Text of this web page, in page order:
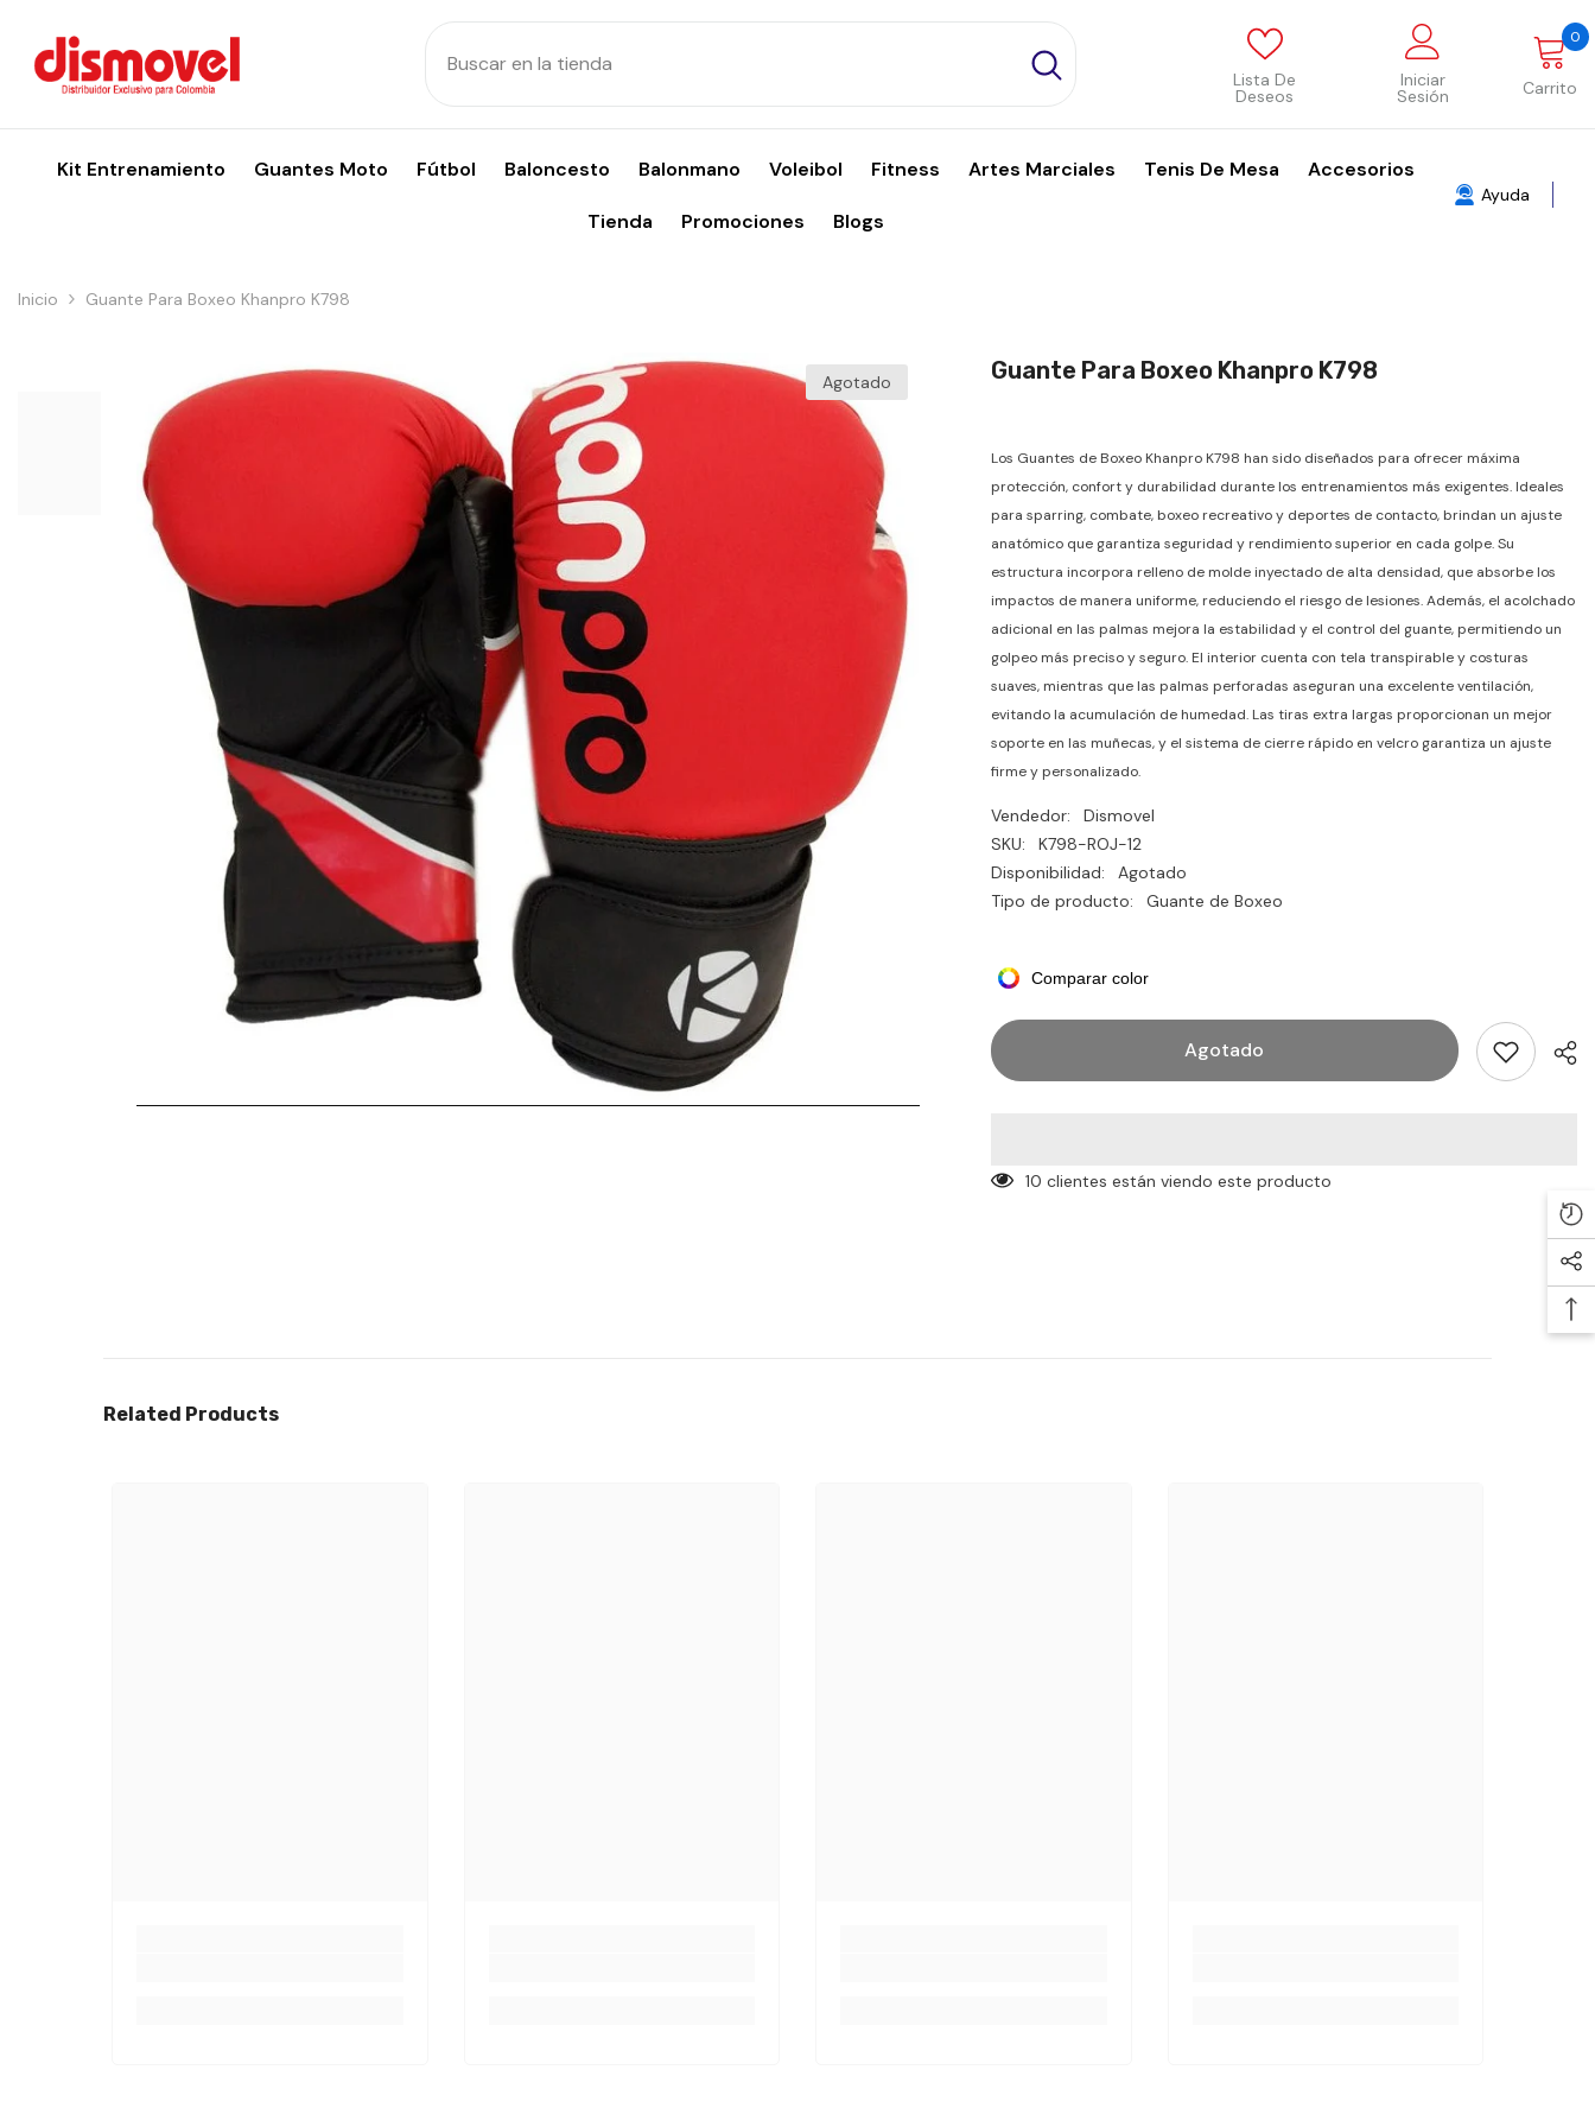
Lista De
Deseos
Iniciar
Sesión Carrito
0 0
Kit Entrenamiento Guantes Moto Fútbol Baloncesto Balonmano Voleibol Fitness Artes Marciales Tenis De Mesa Accesorios
Tienda Promociones Blogs
Ayuda
Inicio Guante Para Boxeo Khanpro K798
Agotado Guante Para Boxeo Khanpro K798
Los Guantes de Boxeo Khanpro K798 han sido diseñados para ofrecer máxima
protección, confort y durabilidad durante los entrenamientos más exigentes. Ideales
para sparring, combate, boxeo recreativo y deportes de contacto, brindan un ajuste
anatómico que garantiza seguridad y rendimiento superior en cada golpe. Su
estructura incorpora relleno de molde inyectado de alta densidad, que absorbe los
impactos de manera uniforme, reduciendo el riesgo de lesiones. Además, el acolchado
adicional en las palmas mejora la estabilidad y el control del guante, permitiendo un
golpeo más preciso y seguro. El interior cuenta con tela transpirable y costuras
suaves, mientras que las palmas perforadas aseguran una excelente ventilación,
evitando la acumulación de humedad. Las tiras extra largas proporcionan un mejor
soporte en las muñecas, y el sistema de cierre rápido en velcro garantiza un ajuste
firme y personalizado.
Vendedor:
Dismovel
SKU:
K798-ROJ-12
Disponibilidad:
Agotado
Tipo de producto:
Guante de Boxeo
Comparar color
Agotado
10 clientes están viendo este producto
Related Products